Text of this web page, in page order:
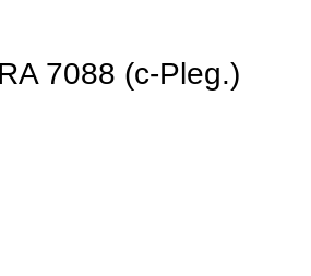
7088 (c-Pleg.)